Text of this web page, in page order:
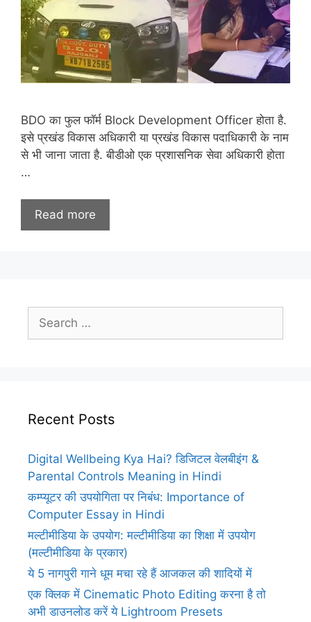
BDO का फुल फॉर्म Block Development Officer होता है.
इसे प्रखंड विकास अधिकारी या प्रखंड विकास पदाधिकारी के नाम
से भी जाना जाता है. बीडीओ एक प्रशासनिक सेवा अधिकारी होता
…
Read more
for:
Recent Posts
Digital Wellbeing Kya Hai? डिजिटल वेलबीइंग &
Parental Controls Meaning in Hindi
कम्प्यूटर की उपयोगिता पर निबंध: Importance of
Computer Essay in Hindi
मल्टीमीडिया के उपयोग: मल्टीमीडिया का शिक्षा में उपयोग
(मल्टीमीडिया के प्रकार)
ये 5 नागपुरी गाने धूम मचा रहे हैं आजकल की शादियों में
एक क्लिक में Cinematic Photo Editing करना है तो
अभी डाउनलोड करें ये Lightroom Presets